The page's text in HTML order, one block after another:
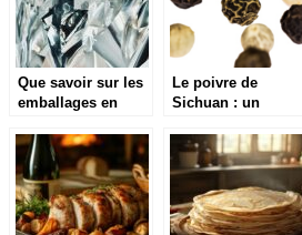
Que savoir sur les
emballages en
Le poivre de
Sichuan : un
saveurs
surprenantes